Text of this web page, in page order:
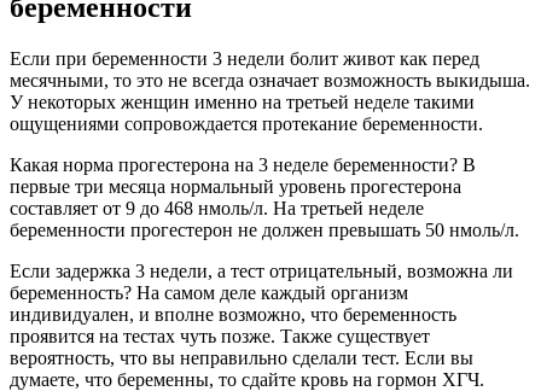
беременности
Если при беременности 3 недели болит живот как перед
месячными, то это не всегда означает возможность выкидыша.
У некоторых женщин именно на третьей неделе такими
ощущениями сопровождается протекание беременности.
Какая норма прогестерона на 3 неделе беременности? В
первые три месяца нормальный уровень прогестерона
составляет от 9 до 468 нмоль/л. На третьей неделе
беременности прогестерон не должен превышать 50 нмоль/л.
Если задержка 3 недели, а тест отрицательный, возможна ли
беременность? На самом деле каждый организм
индивидуален, и вполне возможно, что беременность
проявится на тестах чуть позже. Также существует
вероятность, что вы неправильно сделали тест. Если вы
думаете, что беременны, то сдайте кровь на гормон ХГЧ.